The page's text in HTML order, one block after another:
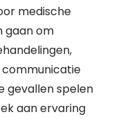
medische
gaan om
gevallen spelen
aan ervaring